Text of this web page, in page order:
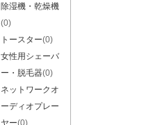
除湿機・乾燥機
(0)
トースター(0)
女性用シェーバ
ー・脱毛器(0)
ネットワークオ
ーディオプレー
ヤー(0)